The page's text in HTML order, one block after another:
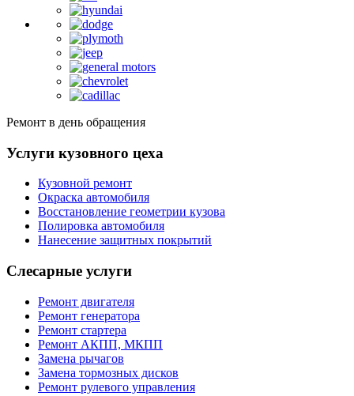
Ремонт в день обращения
Услуги кузовного цеха
Кузовной ремонт
Окраска автомобиля
Восстановление геометрии кузова
Полировка автомобиля
Нанесение защитных покрытий
Слесарные услуги
Ремонт двигателя
Ремонт генератора
Ремонт стартера
Ремонт АКПП, МКПП
Замена рычагов
Замена тормозных дисков
Ремонт рулевого управления